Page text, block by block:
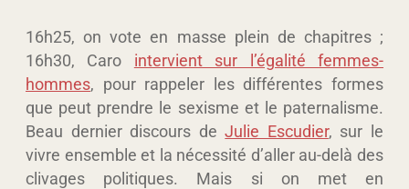
16h25, on vote en masse plein de chapitres ;
16h30, Caro intervient sur l’égalité femmes-
hommes, pour rappeler les différentes formes
que peut prendre le sexisme et le paternalisme.
Beau dernier discours deJulie Escudier, sur le
vivre ensemble et la nécessité d’aller au-delà des
clivages politiques. Mais si on met en